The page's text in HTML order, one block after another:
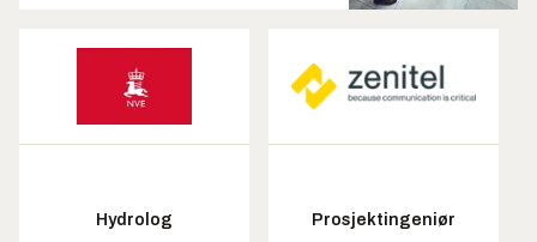
Hydrolog Prosjektingeniør